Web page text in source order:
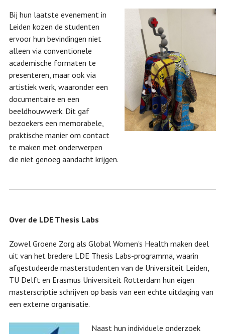
Bij hun laatste evenement in
Leiden kozen de studenten
ervoor hun bevindingen niet
alleen via conventionele
academische formaten te
presenteren, maar ook via
artistiek werk, waaronder een
documentaire en een
beeldhouwwerk. Dit gaf
bezoekers een memorabele,
praktische manier om contact
te maken met onderwerpen
die niet genoeg aandacht krijgen.
Over de LDE Thesis Labs
Zowel Groene Zorg als Global Women's Health maken deel
uit van het bredere LDE Thesis Labs-programma, waarin
afgestudeerde masterstudenten van de Universiteit Leiden,
TU Delft en Erasmus Universiteit Rotterdam hun eigen
masterscriptie schrijven op basis van een echte uitdaging van
een externe organisatie.
Naast hun individuele onderzoek